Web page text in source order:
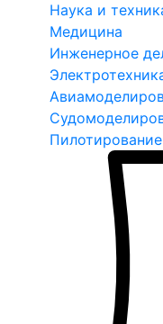
Наука и
Медицина
Инженерное